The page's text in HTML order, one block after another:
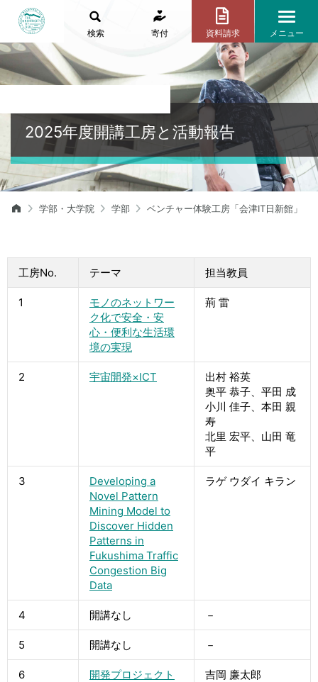
検索 寄付 資料請求 メニュー
2025年度開講工房と活動報告
学部・大学院 学部 ベンチャー体験工房「会津IT日新館」
工房No. テーマ 担当教員
1
モノのネットワー
ク化で安全・安
心・便利な生活環
境の実現
荊 雷
2 宇宙開発×ICT
出村 裕英
奥平 恭子、平田 成
小川 佳子、本田 親
寿
北里 宏平、山田 竜
平
3
Developing a
Novel Pattern
Mining Model to
Discover Hidden
Patterns in
Fukushima Traffic
Congestion Big
Data
ラゲ ウダイ キラン
4 開講なし －
5 開講なし －
6
開発プロジェクト
吉岡 廉太郎